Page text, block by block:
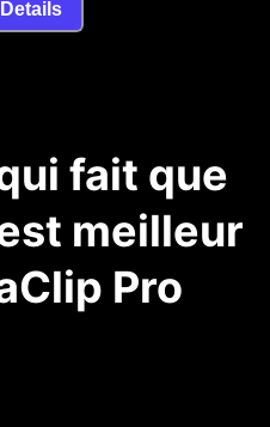
fait que
meilleur
Pro